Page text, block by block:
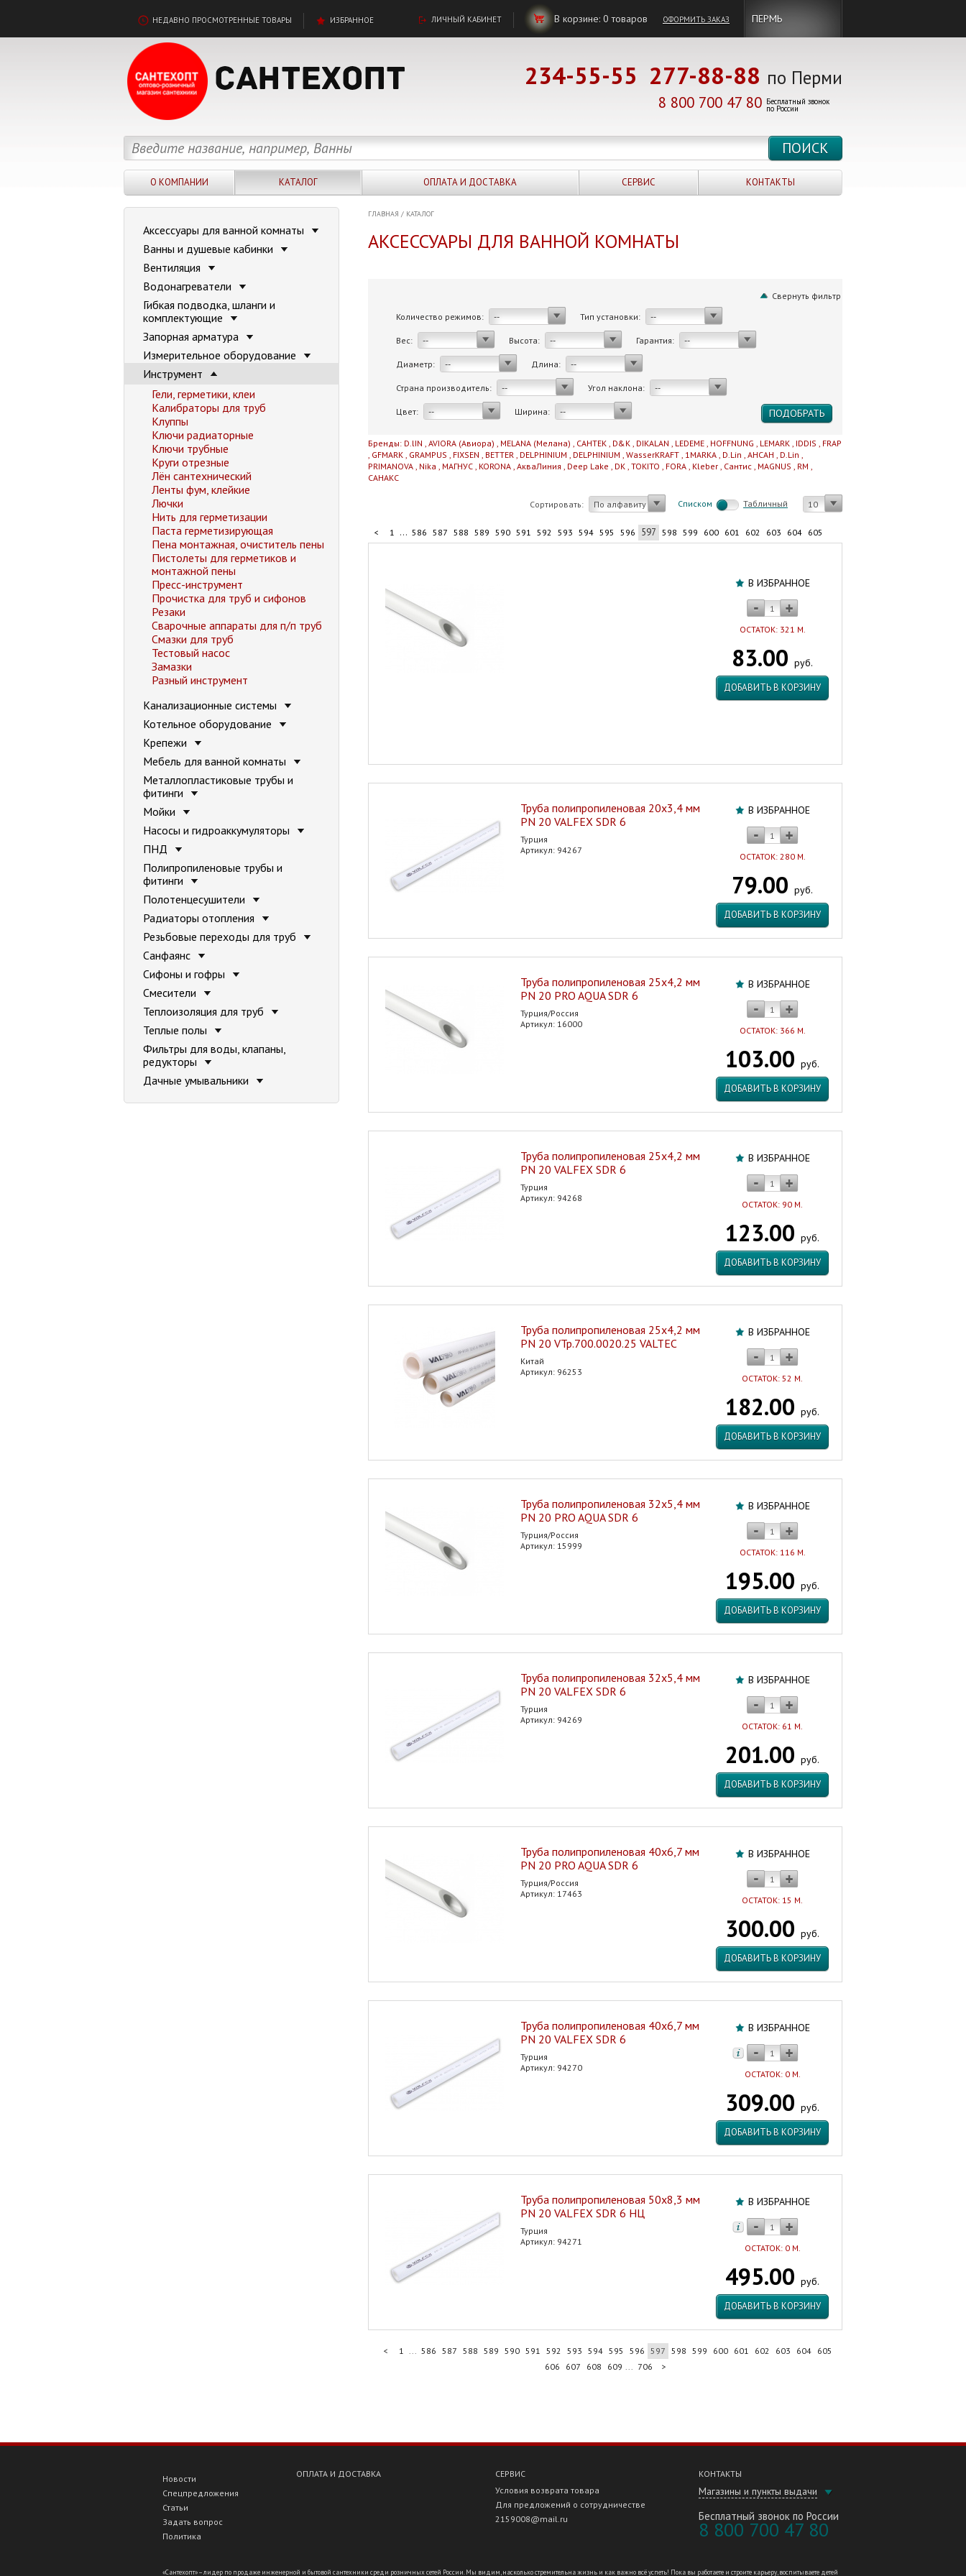
НЕДАВНО ПРОСМОТРЕННЫЕ ТОВАРЫ ИЗБРАННОЕ ЛИЧНЫЙ КАБИНЕТ В корзине: 0товаров ОФОРМИТЬ ЗАКАЗ ПЕРМЬ
234-55-55 277-88-88 по Перми
8 800 700 47 80 Бесплатный звонок
по России
О КОМПАНИИ КАТАЛОГ ОПЛАТА И ДОСТАВКА СЕРВИС КОНТАКТЫ
ГЛАВНАЯ / КАТАЛОГ
АКСЕССУАРЫ ДЛЯ ВАННОЙ КОМНАТЫ
Свернуть фильтр
Количество режимов:
-- Тип установки: --
Вес: -- Высота: -- Гарантия: --
Диаметр: -- Длина: --
Страна производитель: -- Угол наклона: --
Цвет: -- Ширина: --
Бренды: D.lIN , AVIORA (Авиора) , MELANA (Мелана) , САНТЕК , D&K , DIKALAN , LEDEME , HOFFNUNG , LEMARK , IDDIS , FRAP
, GFMARK , GRAMPUS , FIXSEN , BETTER , DELPHINIUM , DELPHINIUM , WasserKRAFT , 1MARKA , D.Lin , AHCAH , D.Lin ,
PRIMANOVA , Nika , МАГНУС , KORONA , АкваЛиния , Deep Lake , DK , TOKITO , FORA , Kleber , Сантис , MAGNUS , RM ,
САНАКС
Сортировать: По алфавиту Cписком Табличный 10
< 1 ... 586 587 588 589 590 591 592 593 594 595 596 597 598 599 600 601 602 603 604 605
В ИЗБРАННОЕ
ОСТАТОК: 321 М.
83.00 руб.
ДОБАВИТЬ В КОРЗИНУ
В ИЗБРАННОЕ
ОСТАТОК: 280 М.
79.00 руб.
ДОБАВИТЬ В КОРЗИНУ
Труба полипропиленовая 20х3,4 мм
PN 20 VALFEX SDR 6
Турция
Артикул: 94267
В ИЗБРАННОЕ
ОСТАТОК: 366 М.
103.00 руб.
ДОБАВИТЬ В КОРЗИНУ
Труба полипропиленовая 25х4,2 мм
PN 20 PRO AQUA SDR 6
Турция/Россия
Артикул: 16000
В ИЗБРАННОЕ
ОСТАТОК: 90 М.
123.00 руб.
ДОБАВИТЬ В КОРЗИНУ
Труба полипропиленовая 25х4,2 мм
PN 20 VALFEX SDR 6
Турция
Артикул: 94268
В ИЗБРАННОЕ
ОСТАТОК: 52 М.
182.00 руб.
ДОБАВИТЬ В КОРЗИНУ
Труба полипропиленовая 25х4,2 мм
PN 20 VTp.700.0020.25 VALTEC
Китай
Артикул: 96253
В ИЗБРАННОЕ
ОСТАТОК: 116 М.
195.00 руб.
ДОБАВИТЬ В КОРЗИНУ
Труба полипропиленовая 32х5,4 мм
PN 20 PRO AQUA SDR 6
Турция/Россия
Артикул: 15999
В ИЗБРАННОЕ
ОСТАТОК: 61 М.
201.00 руб.
ДОБАВИТЬ В КОРЗИНУ
Труба полипропиленовая 32х5,4 мм
PN 20 VALFEX SDR 6
Турция
Артикул: 94269
В ИЗБРАННОЕ
ОСТАТОК: 15 М.
300.00 руб.
ДОБАВИТЬ В КОРЗИНУ
Труба полипропиленовая 40х6,7 мм
PN 20 PRO AQUA SDR 6
Турция/Россия
Артикул: 17463
В ИЗБРАННОЕ
ОСТАТОК: 0 М.
309.00 руб.
ДОБАВИТЬ В КОРЗИНУ
Труба полипропиленовая 40х6,7 мм
PN 20 VALFEX SDR 6
Турция
Артикул: 94270
В ИЗБРАННОЕ
ОСТАТОК: 0 М.
495.00 руб.
ДОБАВИТЬ В КОРЗИНУ
Труба полипропиленовая 50х8,3 мм
PN 20 VALFEX SDR 6 НЦ
Турция
Артикул: 94271
< 1 ... 586 587 588 589 590 591 592 593 594 595 596 597 598 599 600 601 602 603 604 605
606
607 608 609 ... 706 >
Аксессуары для ванной комнаты
Ванны и душевые кабинки
Вентиляция
Водонагреватели
Гибкая подводка, шланги и
комплектующие
Запорная арматура
Измерительное оборудование
Инструмент
Гели, герметики, клеи
Калибраторы для труб
Клуппы
Ключи радиаторные
Ключи трубные
Круги отрезные
Лён сантехнический
Ленты фум, клейкие
Лючки
Нить для герметизации
Паста герметизирующая
Пена монтажная, очиститель пены
Пистолеты для герметиков и
монтажной пены
Пресс-инструмент
Прочистка для труб и сифонов
Резаки
Сварочные аппараты для п/п труб
Смазки для труб
Тестовый насос
Замазки
Разный инструмент
Канализационные системы
Котельное оборудование
Крепежи
Мебель для ванной комнаты
Металлопластиковые трубы и
фитинги
Мойки
Насосы и гидроаккумуляторы
ПНД
Полипропиленовые трубы и
фитинги
Полотенцесушители
Радиаторы отопления
Резьбовые переходы для труб
Санфаянс
Сифоны и гофры
Смесители
Теплоизоляция для труб
Теплые полы
Фильтры для воды, клапаны,
редукторы
Дачные умывальники
КОНТАКТЫ
Магазины и пункты выдачи
Бесплатный звонок по России
8 800 700 47 80
Новости
Спецпредложения
Статьи
Задать вопрос
Политика
ОПЛАТА И ДОСТАВКА
СЕРВИС
Условия возврата товара
Для предложений о сотрудничестве
2159008@mail.ru
«Сантехопт» – лидер по продаже инженерной и бытовой сантехники среди розничных сетей России. Мы видим, насколько стремительна жизнь и как важно всё успеть! Пока вы работаете и строите карьеру, воспитываете детей